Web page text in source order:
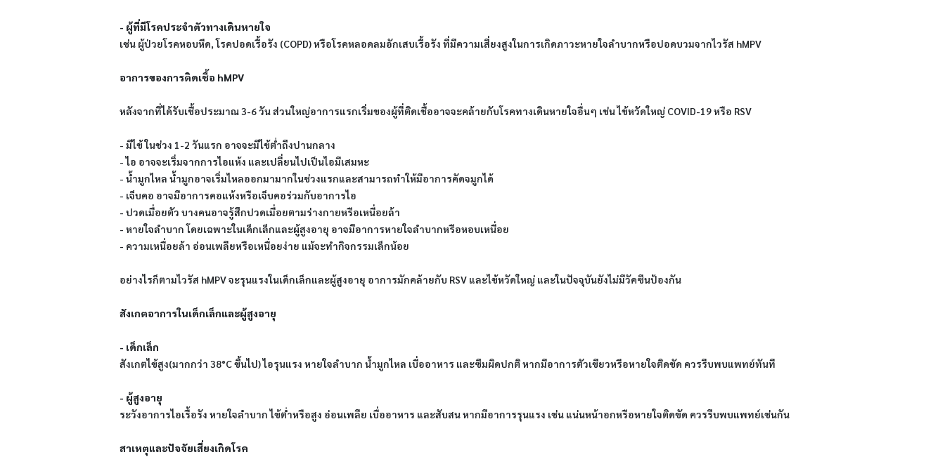
- ผู้ที่มีโรคประจำตัวทางเดินหายใจ
เช่น ผู้ป่วยโรคหอบหืด, โรคปอดเรื้อรัง (COPD) หรือโรคหลอดลมอักเสบเรื้อรัง ที่มีความเสี่ยงสูงในการเกิดภาวะหายใจลำบากหรือปอดบวมจากไวรัส hMPV
อาการของการติดเชื้อ hMPV
หลังจากที่ได้รับเชื้อประมาณ 3-6 วัน ส่วนใหญ่อาการแรกเริ่มของผู้ที่ติดเชื้ออาจจะคล้ายกับโรคทางเดินหายใจอื่นๆ เช่น ไข้หวัดใหญ่ COVID-19 หรือ RSV
- มีไข้ ในช่วง 1-2 วันแรก อาจจะมีไข้ต่ำถึงปานกลาง
- ไอ อาจจะเริ่มจากการไอแห้ง และเปลี่ยนไปเป็นไอมีเสมหะ
- น้ำมูกไหล น้ำมูกอาจเริ่มไหลออกมามากในช่วงแรกและสามารถทำให้มีอาการคัดจมูกได้
- เจ็บคอ อาจมีอาการคอแห้งหรือเจ็บคอร่วมกับอาการไอ
- ปวดเมื่อยตัว บางคนอาจรู้สึกปวดเมื่อยตามร่างกายหรือเหนื่อยล้า
- หายใจลำบาก โดยเฉพาะในเด็กเล็กและผู้สูงอายุ อาจมีอาการหายใจลำบากหรือหอบเหนื่อย
- ความเหนื่อยล้า อ่อนเพลียหรือเหนื่อยง่าย แม้จะทำกิจกรรมเล็กน้อย
อย่างไรก็ตามไวรัส hMPV จะรุนแรงในเด็กเล็กและผู้สูงอายุ อาการมักคล้ายกับ RSV และไข้หวัดใหญ่ และในปัจจุบันยังไม่มีวัคซีนป้องกัน
สังเกตอาการในเด็กเล็กและผู้สูงอายุ
- เด็กเล็ก
สังเกตไข้สูง(มากกว่า 38°C ขึ้นไป) ไอรุนแรง หายใจลำบาก น้ำมูกไหล เบื่ออาหาร และซึมผิดปกติ หากมีอาการตัวเขียวหรือหายใจติดขัด ควรรีบพบแพทย์ทันที
- ผู้สูงอายุ
ระวังอาการไอเรื้อรัง หายใจลำบาก ไข้ต่ำหรือสูง อ่อนเพลีย เบื่ออาหาร และสับสน หากมีอาการรุนแรง เช่น แน่นหน้าอกหรือหายใจติดขัด ควรรีบพบแพทย์เช่นกัน
สาเหตุและปัจจัยเสี่ยงเกิดโรค